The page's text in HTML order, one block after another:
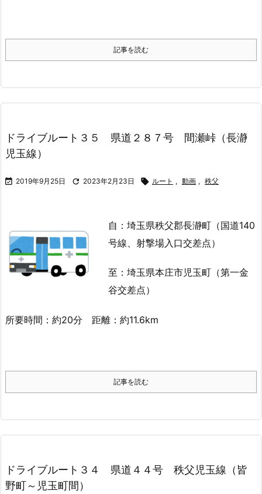
記事を読む
ドライブルート３５ 県道２８７号 間瀬峠（長瀞
児玉線）
 2019年9月25日  2023年2月23日  ルート , 動画 , 秩父
自：埼玉県秩父郡長瀞町（国道140
号線、射撃場入口交差点）
至：埼玉県本庄市児玉町（第一金
谷交差点）
所要時間：約20分 距離：約11.6km
記事を読む
ドライブルート３４ 県道４４号 秩父児玉線（皆
野町～児玉町間）